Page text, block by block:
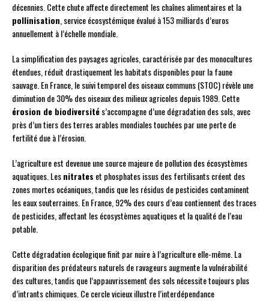
décennies. Cette chute affecte directement les chaînes alimentaires et la
pollinisation, service écosystémique évalué à 153 milliards d’euros
annuellement à l’échelle mondiale.
La simplification des paysages agricoles, caractérisée par des monocultures
étendues, réduit drastiquement les habitats disponibles pour la faune
sauvage. En France, le suivi temporel des oiseaux communs (STOC) révèle une
diminution de 30% des oiseaux des milieux agricoles depuis 1989. Cette
érosion de biodiversités’accompagne d’une dégradation des sols, avec
près d’un tiers des terres arables mondiales touchées par une perte de
fertilité due à l’érosion.
L’agriculture est devenue une source majeure de pollution des écosystèmes
aquatiques. Lesnitrates et phosphates issus des fertilisants créent des
zones mortes océaniques, tandis que les résidus de pesticides contaminent
les eaux souterraines. En France, 92% des cours d’eau contiennent des traces
de pesticides, affectant les écosystèmes aquatiques et la qualité de l’eau
potable.
Cette dégradation écologique finit par nuire à l’agriculture elle-même. La
disparition des prédateurs naturels de ravageurs augmente la vulnérabilité
des cultures, tandis que l’appauvrissement des sols nécessite toujours plus
d’intrants chimiques. Ce cercle vicieux illustre l’interdépendance